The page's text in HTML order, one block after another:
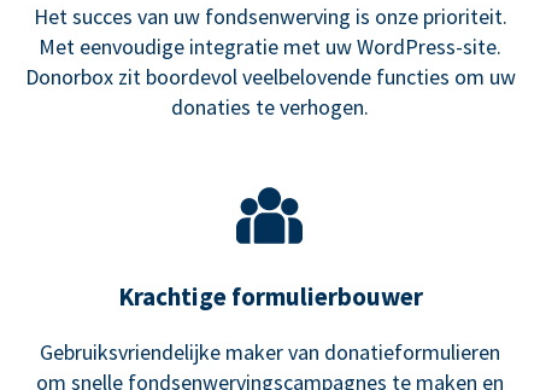
Het succes van uw fondsenwerving is onze prioriteit.
Met eenvoudige integratie met uw WordPress-site.
Donorbox zit boordevol veelbelovende functies om uw
donaties te verhogen.
Krachtige formulierbouwer
Gebruiksvriendelijke maker van donatieformulieren
om snelle fondsenwervingscampagnes te maken en